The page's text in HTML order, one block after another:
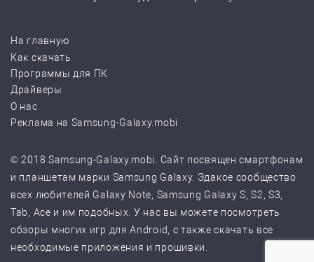
На главную
Как скачать
Программы для ПК
Драйверы
О нас
Реклама на Samsung-Galaxy.mobi
© 2018 Samsung-Galaxy.mobi. Сайт посвящен смартфонам
и планшетам марки Samsung Galaxy. Эдакое сообщество
всех любителей Galaxy Note, Samsung Galaxy S, S2, S3,
Tab, Ace и им подобных. У нас вы можете посмотреть
обзоры многих игр для Android, с также скачать все
необходимые приложения и прошивки.